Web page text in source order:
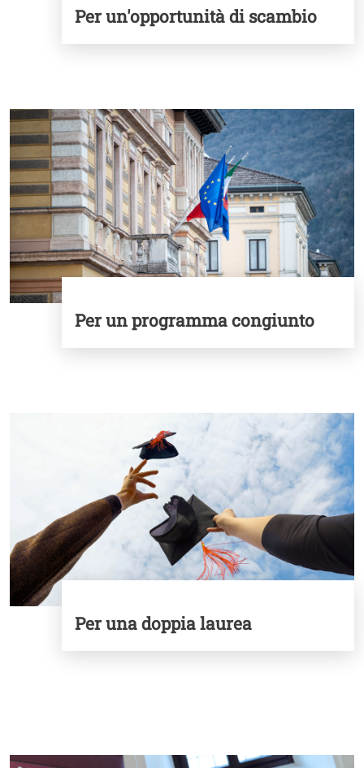
Per un'opportunità di scambio
Image
Per un programma congiunto
Per una doppia laurea
Image